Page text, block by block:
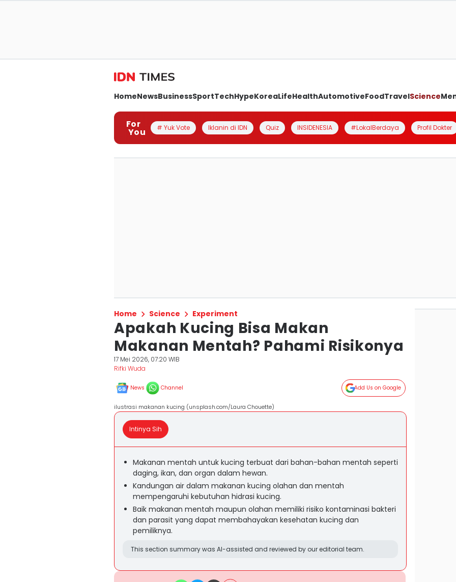
HomeNewsBusinessSportTechHypeKoreaLifeHealthAutomotiveFoodTravelScience
For
You # Yuk Vote Iklanin di IDN Quiz INSIDENESIA #LokalBerdaya Profil Dokter
Home Science Experiment
Apakah Kucing Bisa Makan
Makanan Mentah? Pahami Risikonya
17 Mei 2026, 07:20 WIB
Rifki Wuda
News Channel Add Us on Google
ilustrasi makanan kucing (unsplash.com/Laura Chouette)
Intinya Sih
Makanan mentah untuk kucing terbuat dari bahan-bahan mentah seperti
daging, ikan, dan organ dalam hewan.
Kandungan air dalam makanan kucing olahan dan mentah
mempengaruhi kebutuhan hidrasi kucing.
Baik makanan mentah maupun olahan memiliki risiko kontaminasi bakteri
dan parasit yang dapat membahayakan kesehatan kucing dan
pemiliknya.
This section summary was AI-assisted and reviewed by our editorial team.